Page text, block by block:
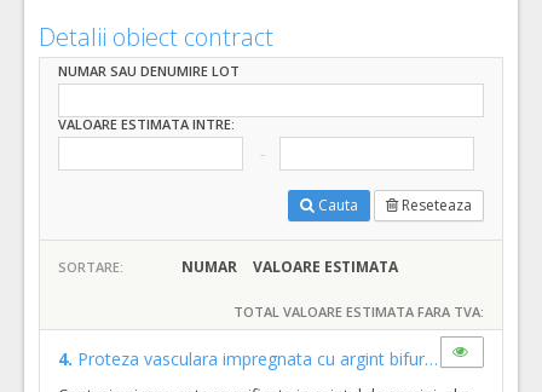
Detalii obiect contract
NUMAR SAU DENUMIRE LOT
VALOARE ESTIMATA INTRE:
Cauta Reseteaza
SORTARE: NUMAR VALOARE ESTIMATA
TOTAL VALOARE ESTIMATA FARA TVA:
4. Proteza vasculara impregnata cu argint bifurcate (LOT-